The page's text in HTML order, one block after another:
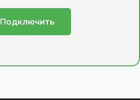
Подключить